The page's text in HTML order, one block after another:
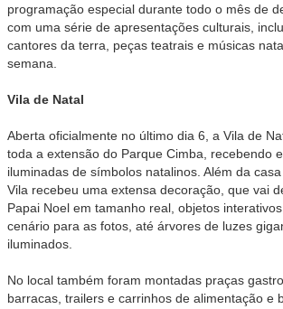
programação especial durante todo o mês de
com uma série de apresentações culturais,
cantores da terra, peças teatrais e músicas
semana.
Vila de Natal
Aberta oficialmente no último dia 6, a Vila de
toda a extensão do Parque Cimba, recebendo
iluminadas de símbolos natalinos. Além da
Vila recebeu uma extensa decoração, que vai
Papai Noel em tamanho real, objetos
cenário para as fotos, até árvores de luzes
iluminados.
No local também foram montadas praças
barracas, trailers e carrinhos de alimentação e